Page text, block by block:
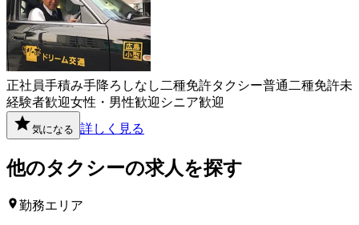
正社員手積み手降ろしなし 二種免許タクシー普通二種免許未
経験者歓迎女性・男性歓迎 シニア歓迎
気になる 詳しく見る
他のタクシーの求人を探す
勤務エリア